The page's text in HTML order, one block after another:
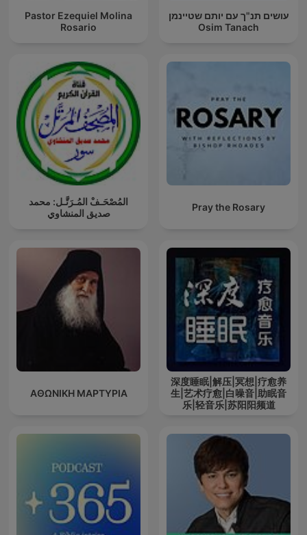
Pastor Ezequiel Molina
Rosario
עושים תנ"ך עם יותם שטיינמן
Osim Tanach
المُصْحَـفْ المُـرَتَّـل: محمد
صديق المنشاوي
Pray the Rosary
ΑΘΩΝΙΚΗ ΜΑΡΤΥΡΙΑ
深度睡眠|解压|冥想|疗愈养
生|艺术疗愈|白噪音|助眠音
乐|轻音乐|苏阳阳频道